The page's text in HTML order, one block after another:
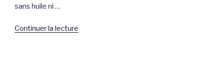
sans huile ni …
Continuer la lecture